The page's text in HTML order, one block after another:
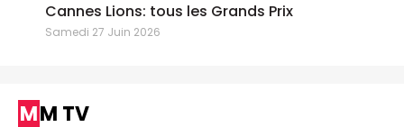
Cannes Lions: tous les Grands Prix
Samedi 27 Juin 2026
MM TV